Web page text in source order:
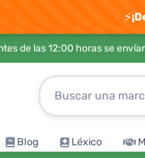
⚡
de las 12:00 horas se
Blog Léxico